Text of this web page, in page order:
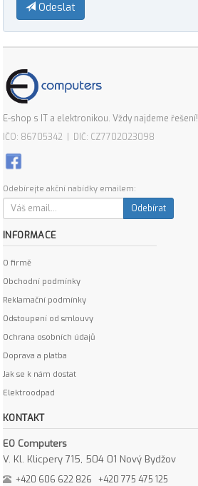
Odeslat
E-shop s IT a elektronikou. Vždy najdeme řešení!
IČO: 86705342 | DIČ: CZ7702023098
Odebírejte akční nabídky emailem:
Odebírat
INFORMACE
O firmě
Obchodní podmínky
Reklamační podmínky
Odstoupení od smlouvy
Ochrana osobních údajů
Doprava a platba
Jak se k nám dostat
Elektroodpad
KONTAKT
EO Computers
V. Kl. Klicpery 715, 504 01 Nový Bydžov
+420 606 622 826 +420 775 475 125